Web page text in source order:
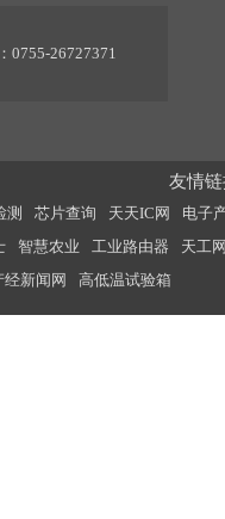
0755-26727371
友情
测 芯片查询 天天IC网
电子
智慧农业 工业路由器
天工
新闻网 高低温试验箱